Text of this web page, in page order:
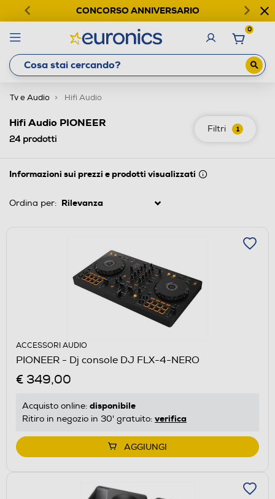
CONCORSO ANNIVERSARIO
0
Tv e Audio Hifi Audio
Filtri 1
Hifi Audio PIONEER
24prodotti
Informazioni sui prezzi e prodotti visualizzati
Ordina per:
ACCESSORI AUDIO
PIONEER - Dj console DJ FLX-4-NERO
€ 349,00
Acquisto online: disponibile
Ritiro in negozio in 30' gratuito: verifica
AGGIUNGI